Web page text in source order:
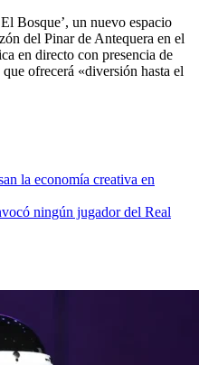
Bosque’, un nuevo espacio
del Pinar de Antequera en el
en directo con presencia de
ofrecerá «diversión hasta el
la economía creativa en
ningún jugador del Real